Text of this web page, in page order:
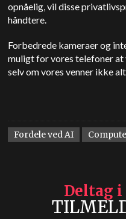
opnåelig, vil disse
håndtere.
Forbedrede kameraer og
muligt for vores telefoner at
selv om vores venner ikke
Fordele ved AI
Deltag